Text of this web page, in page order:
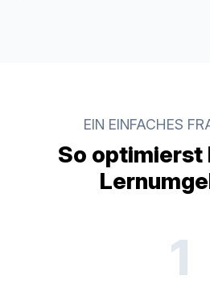
EIN EINFACHES
So optimierst
1